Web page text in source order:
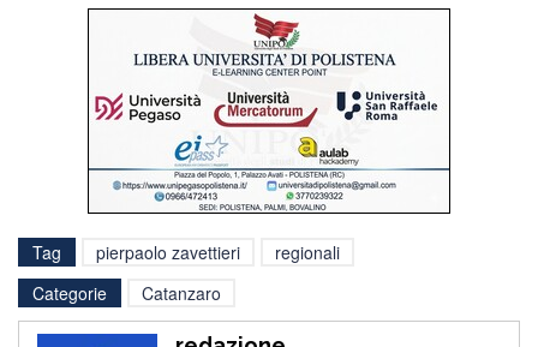
Tag pierpaolo zavettieri
regionali
Categorie
Catanzaro